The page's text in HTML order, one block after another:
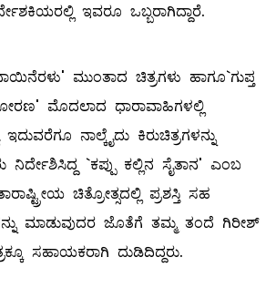
ಇವರೂ ಒಬ್ಬರಾಗಿದ್ದಾರೆ.
ಮುಂತಾದ ಚಿತ್ರಗಳು ಹಾಗೂ`ಗುಪ್ತ
ಮೊದಲಾದ ಧಾರಾವಾಹಿಗಳಲ್ಲಿ
ನಾಲ್ಕೈದು ಕಿರುಚಿತ್ರಗಳನ್ನು
ನಿರ್ದೇಶಿಸಿದ್ದ `ಕಪ್ಪು ಕಲ್ಲಿನ ಸೈತಾನ' ಎಂಬ
ಚಿತ್ರೋತ್ಸದಲ್ಲಿ ಪ್ರಶಸ್ತಿ ಸಹ
ಮಾಡುವುದರ ಜೊತೆಗೆ ತಮ್ಮ ತಂದೆ ಗಿರೀಶ್‌
ಸಹಾಯಕರಾಗಿ ದುಡಿದಿದ್ದರು.